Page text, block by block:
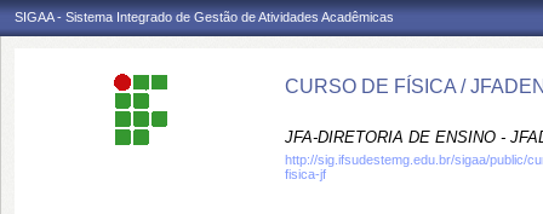
SIGAA - Sistema Integrado de Gestão de Atividades Acadêmicas
CURSO DE FÍSICA /
JFA-DIRETORIA DE ENSINO -
http://sig.ifsudestemg.edu.br/sigaa/public/
fisica-jf